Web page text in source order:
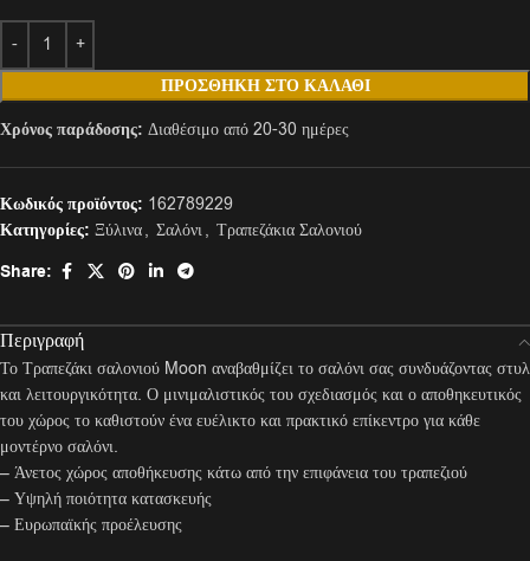
ΠΡΟΣΘΉΚΗ ΣΤΟ ΚΑΛΆΘΙ
Χρόνος παράδοσης: Διαθέσιμο από 20-30 ημέρες
Κωδικός προϊόντος: 162789229
Κατηγορίες: Ξύλινα, Σαλόνι, Τραπεζάκια Σαλονιού
Share:
Περιγραφή
Το Τραπεζάκι σαλονιού Moon αναβαθμίζει το σαλόνι σας συνδυάζοντας στυλ
και λειτουργικότητα. Ο μινιμαλιστικός του σχεδιασμός και ο αποθηκευτικός
του χώρος το καθιστούν ένα ευέλικτο και πρακτικό επίκεντρο για κάθε
μοντέρνο σαλόνι.
– Άνετος χώρος αποθήκευσης κάτω από την επιφάνεια του τραπεζιού
– Υψηλή ποιότητα κατασκευής
– Ευρωπαϊκής προέλευσης